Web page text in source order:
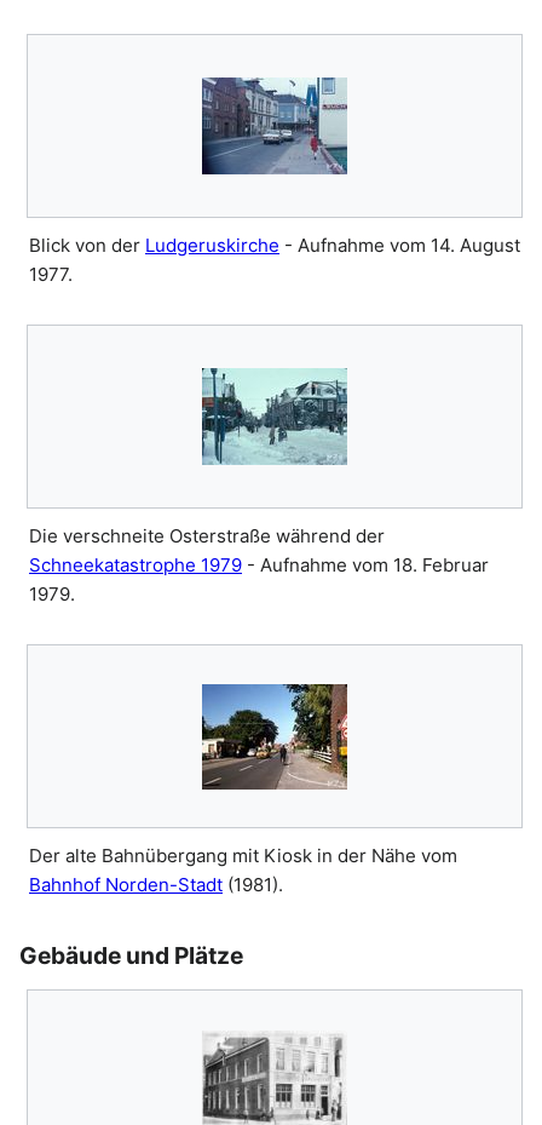
Blick von der Ludgeruskirche - Aufnahme vom 14. August
1977.
Die verschneite Osterstraße während der
Schneekatastrophe 1979 - Aufnahme vom 18. Februar
1979.
Der alte Bahnübergang mit Kiosk in der Nähe vom
Bahnhof Norden-Stadt (1981).
Gebäude und Plätze